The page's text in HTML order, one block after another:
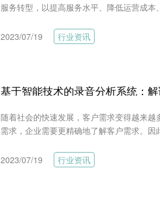
服务转型，以提高服务水平、降低运营成本
2023/07/19 行业资讯
基于智能技术的录音分析系统：
随着社会的快速发展，客户需求变得越来
需求，企业需要更精确地了解客户需求。因
2023/07/19 行业资讯